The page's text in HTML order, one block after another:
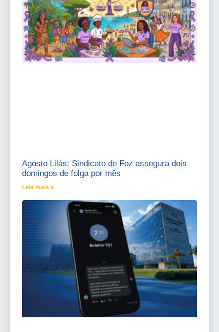
Agosto Lilás: Sindicato de Foz assegura dois
domingos de folga por mês
Leia mais »